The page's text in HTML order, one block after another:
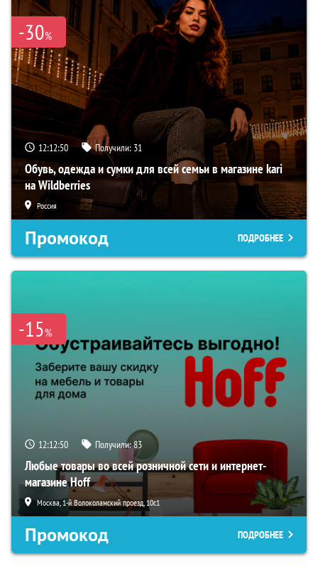
-30%
12:12:50 Получили: 31
Обувь, одежда и сумки для всей семьи в магазине kari
на Wildberries
Россия
Промокод ПОДРОБНЕЕ
-15%
12:12:50 Получили:83
Любые товары во всей розничной сети и интернет-
магазине Hoff
Москва, 1-й Волоколамский проезд, 10с1
Промокод ПОДРОБНЕЕ